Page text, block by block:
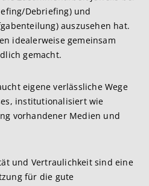
Debriefing) und
auszusehen hat.
idealerweise gemeinsam
gemacht.
eigene verlässliche Wege
institutionalisiert wie
vorhandener Medien und
und Vertraulichkeit sind eine
für die gute